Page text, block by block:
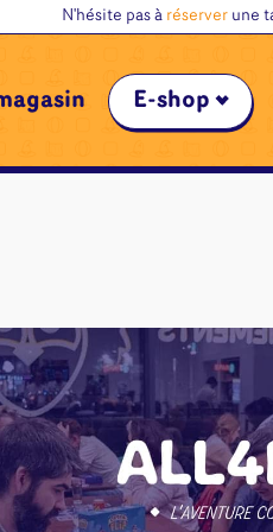
N'hésite pas à réserverune
E-shop